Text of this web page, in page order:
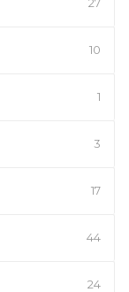
10
1
3
17
44
24